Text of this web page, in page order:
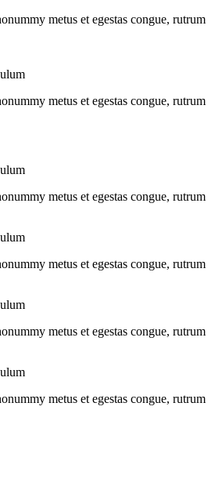
metus et egestas congue, rutrum
metus et egestas congue, rutrum
metus et egestas congue, rutrum
metus et egestas congue, rutrum
metus et egestas congue, rutrum
metus et egestas congue, rutrum